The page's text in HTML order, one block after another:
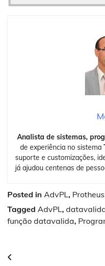
Analista de sistemas,
de experiência no sistema
suporte e customizações,
já ajudou centenas de
Posted in AdvPL , Protheus
Tagged AdvPL ,
função datavalida,
Navegação